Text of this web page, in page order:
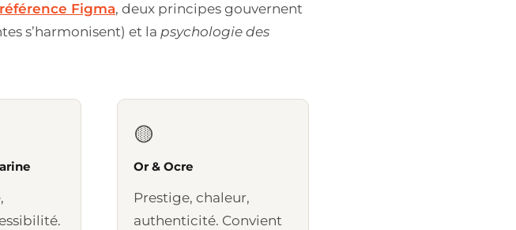
Figma, deux principes gouvernent
s’harmonisent) et la psychologie des
🟡
Or & Ocre
Prestige, chaleur,
authenticité. Convient